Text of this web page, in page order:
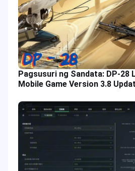
Pagsusuri ng Sandata: DP-28
Mobile Game Version 3.8